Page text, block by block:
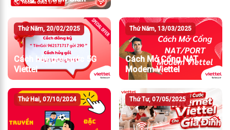
Thứ Năm, 20/02/2025
Cách hủy gói cước 5G
Viettel
Thứ Năm, 13/03/2025
Cách Mở Cổng NAT
Modem Viettel
Thứ Hai, 07/10/2024 Thứ Tư, 07/05/2025